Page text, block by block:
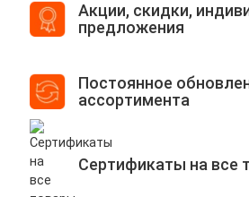
Акции, скидки,
предложения
Постоянное
ассортимента
Сертификаты на все